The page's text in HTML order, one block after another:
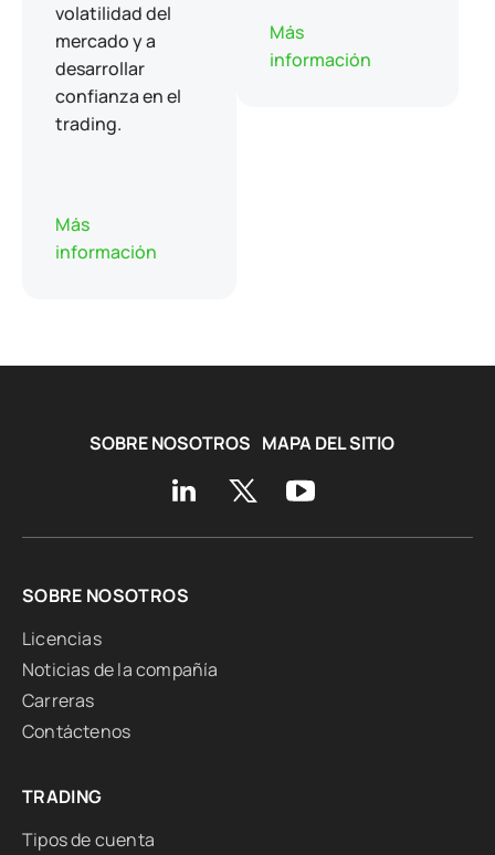
volatilidad del
mercado y a
desarrollar
confianza en el
trading.
Más
información
Más
información
SOBRE NOSOTROS MAPA DEL SITIO
SOBRE NOSOTROS
Licencias
Noticias de la compañía
Carreras
Contáctenos
TRADING
Tipos de cuenta